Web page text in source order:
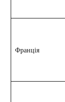
Франція